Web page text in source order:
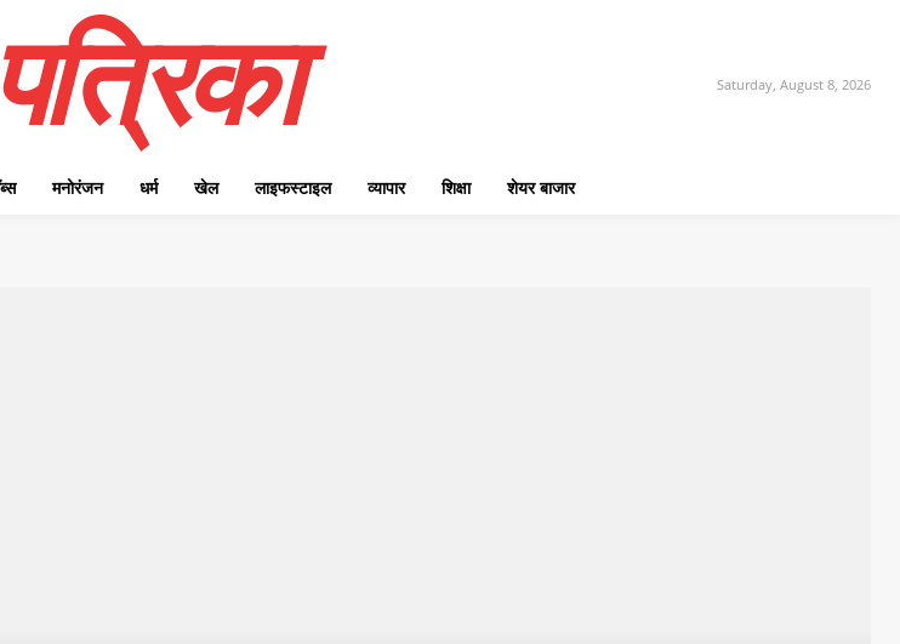
Saturday, August 8, 2026
मनोरंजन धर्म खेल लाइफस्टाइल व्यापार शिक्षा शेयर बाजार